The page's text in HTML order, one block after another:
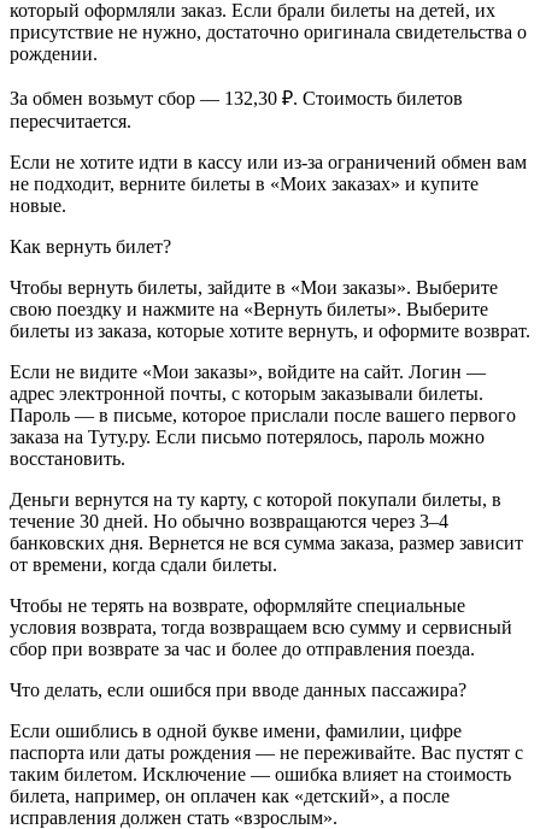
который оформляли заказ. Если брали билеты на детей, их
присутствие не нужно, достаточно оригинала свидетельства о
рождении.
За обмен возьмут сбор — 132,30 ₽. Стоимость билетов
пересчитается.
Если не хотите идти в кассу или из-за ограничений обмен вам
не подходит, верните билеты в «Моих заказах» и купите
новые.
Как вернуть билет?
Чтобы вернуть билеты, зайдите в «Мои заказы». Выберите
свою поездку и нажмите на «Вернуть билеты». Выберите
билеты из заказа, которые хотите вернуть, и оформите возврат.
Если не видите «Мои заказы», войдите на сайт. Логин —
адрес электронной почты, с которым заказывали билеты.
Пароль — в письме, которое прислали после вашего первого
заказа на Туту.ру. Если письмо потерялось, пароль можно
восстановить.
Деньги вернутся на ту карту, с которой покупали билеты, в
течение 30 дней. Но обычно возвращаются через 3–4
банковских дня. Вернется не вся сумма заказа, размер зависит
от времени, когда сдали билеты.
Чтобы не терять на возврате, оформляйте специальные
условия возврата, тогда возвращаем всю сумму и сервисный
сбор при возврате за час и более до отправления поезда.
Что делать, если ошибся при вводе данных пассажира?
Если ошиблись в одной букве имени, фамилии, цифре
паспорта или даты рождения — не переживайте. Вас пустят с
таким билетом. Исключение — ошибка влияет на стоимость
билета, например, он оплачен как «детский», а после
исправления должен стать «взрослым».